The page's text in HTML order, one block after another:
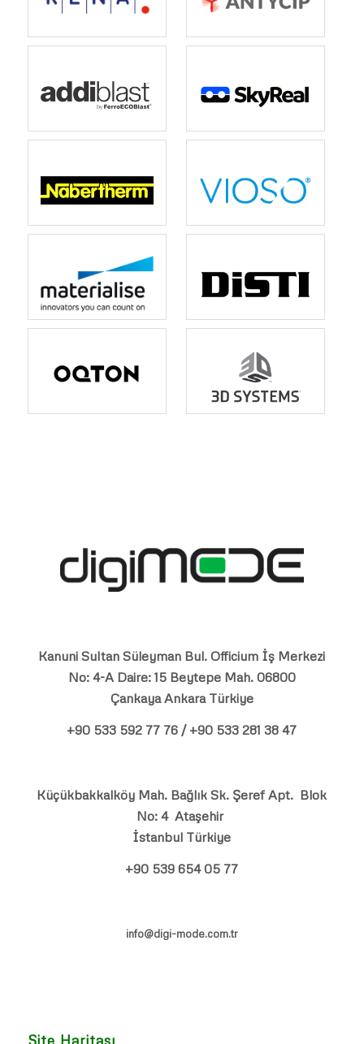
Kanuni Sultan Süleyman Bul. Officium İş Merkezi
No: 4-A Daire: 15 Beytepe Mah. 06800
Çankaya Ankara Türkiye
+90 533 592 77 76 / +90 533 281 38 47
Küçükbakkalköy Mah. Bağlık Sk. Şeref Apt. Blok
No: 4 Ataşehir
İstanbul Türkiye
+90 539 654 05 77
info@digi-mode.com.tr
Site Haritası